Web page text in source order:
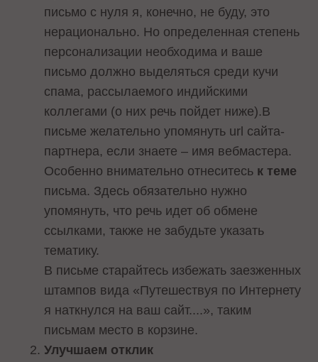
письмо с нуля я, конечно, не буду, это
нерационально. Но определенная степень
персонализации необходима и ваше
письмо должно выделяться среди кучи
спама, рассылаемого индийскими
коллегами (о них речь пойдет ниже).В
письме желательно упомянуть url сайта-
партнера, если знаете – имя вебмастера.
Особенно внимательно отнеситесь к теме
письма. Здесь обязательно нужно
упомянуть, что речь идет об обмене
ссылками, также не забудьте указать
тематику.
В письме старайтесь избежать заезженных
штампов вида «Путешествуя по Интернету
я наткнулся на ваш сайт....», таким
письмам место в корзине.
Улучшаем отклик